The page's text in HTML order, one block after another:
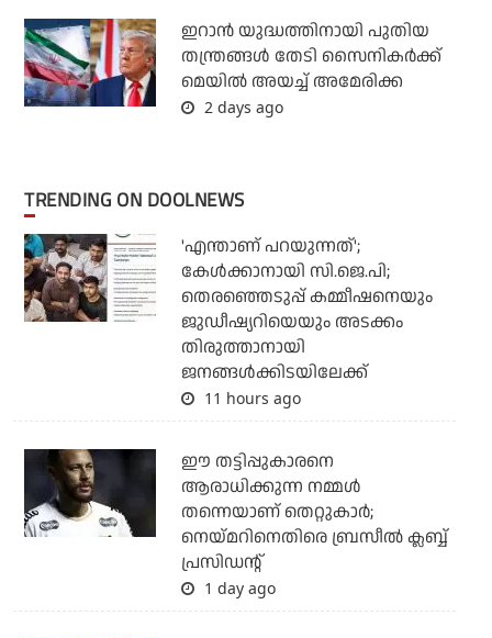
ഇറാന്‍ യുദ്ധത്തിനായി പുതിയ
തന്ത്രങ്ങള്‍ തേടി സൈനികര്‍ക്ക്
മെയില്‍ അയച്ച് അമേരിക്ക
2 days ago
TRENDING ON DOOLNEWS
'എന്താണ് പറയുന്നത്';
കേള്‍ക്കാനായി സി.ജെ.പി;
തെരഞ്ഞെടുപ്പ് കമ്മീഷനെയും
ജുഡീഷ്യറിയെയും അടക്കം
തിരുത്താനായി
ജനങ്ങള്‍ക്കിടയിലേക്ക്
11 hours ago
ഈ തട്ടിപ്പുകാരനെ
ആരാധിക്കുന്ന നമ്മള്‍
തന്നെയാണ് തെറ്റുകാര്‍;
നെയ്മറിനെതിരെ ബ്രസീല്‍ ക്ലബ്ബ്
പ്രസിഡന്റ്
1 day ago